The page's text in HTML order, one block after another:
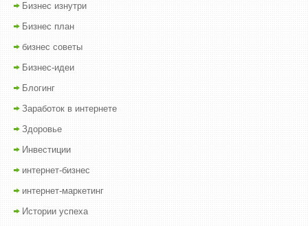
Бизнес изнутри
Бизнес план
бизнес советы
Бизнес-идеи
Блогинг
Заработок в интернете
Здоровье
Инвестиции
интернет-бизнес
интернет-маркетинг
Истории успеха